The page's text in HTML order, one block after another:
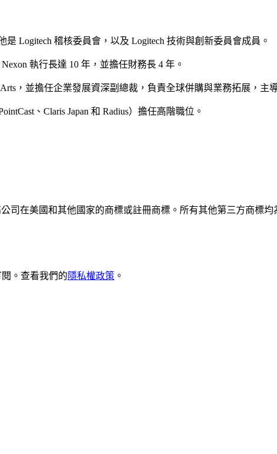
是 Logitech 稽核委員會，以及 Logitech 技術與創新委員會成員。
執行長達 10 年，並擔任財務長 4 年。
，並擔任企業發展資深副總裁，負責全球併購與業務拓展，主
、Claris Japan 和 Radius）擔任高階職位。
司在美國和其他國家的商標或註冊商標。所有其他第三方商標均
。查看我們的隱私權政策 。